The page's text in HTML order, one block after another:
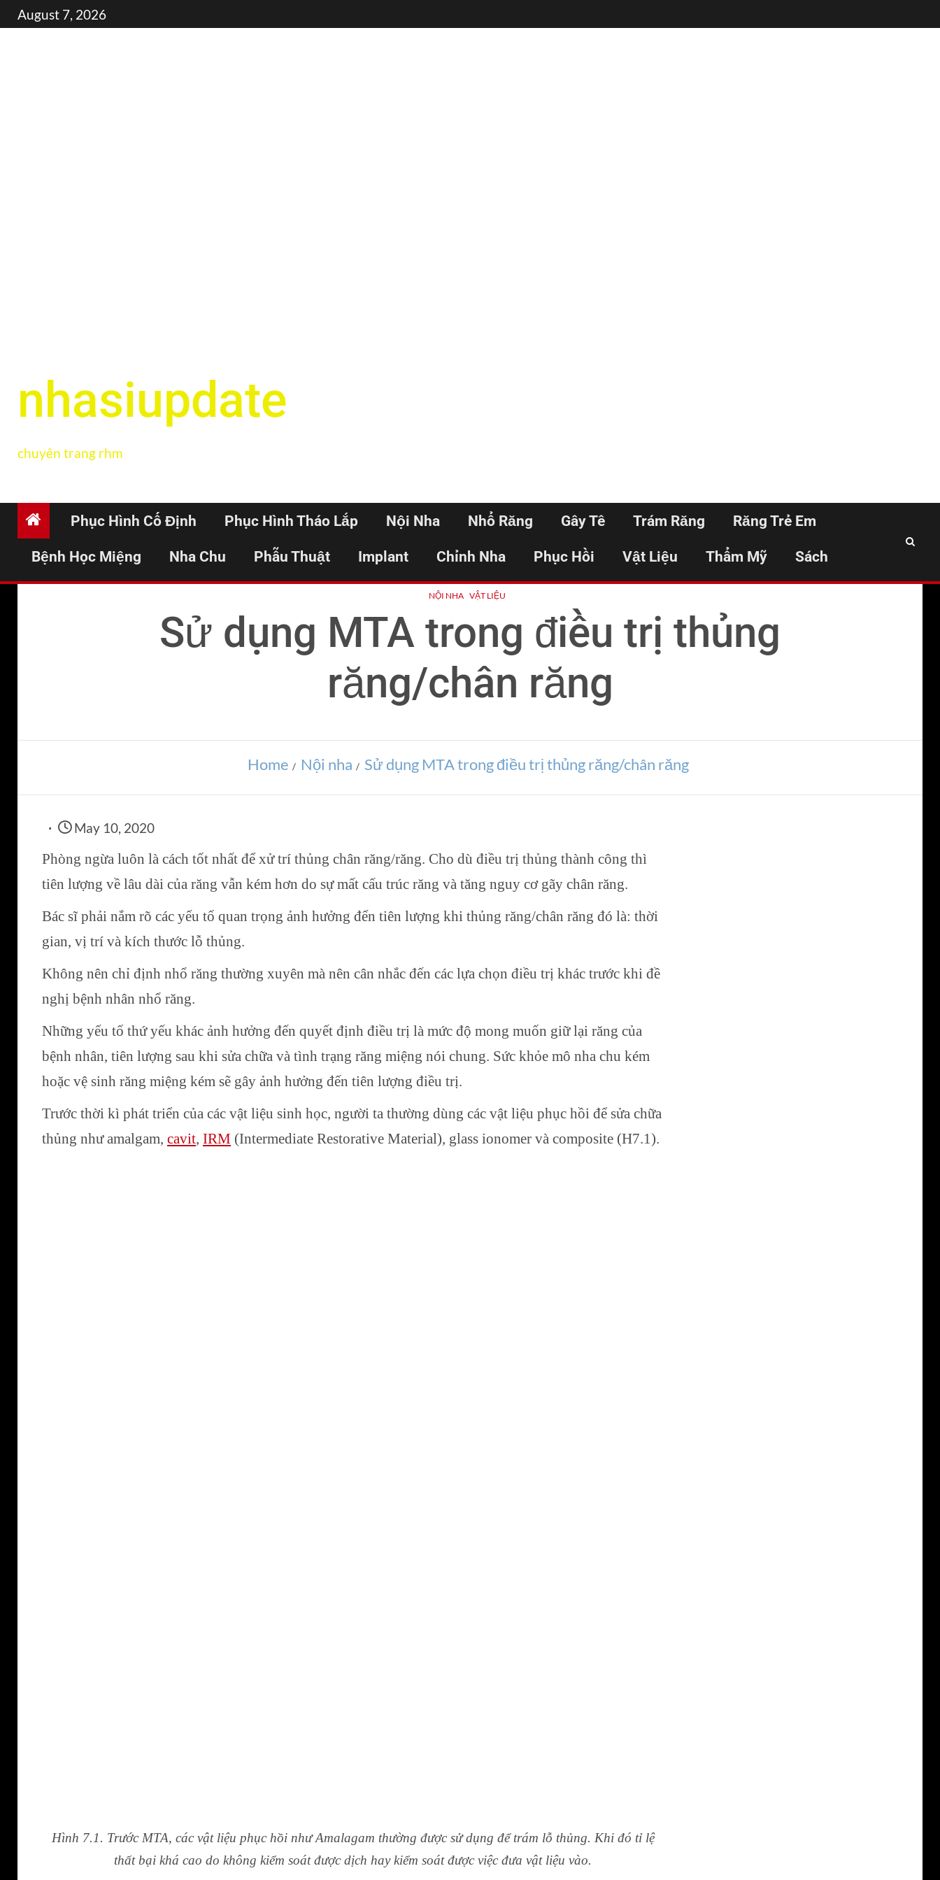
Skip
to
August 7, 2026
nhasiupdate
chuyên trang rhm
Phục Hình Cố Định Phục Hình Tháo Lắp Nội Nha Nhổ Răng Gây Tê Trám Răng Răng Trẻ Em
Bệnh Học Miệng Nha Chu Phẫu Thuật Implant Chỉnh Nha Phục Hồi Vật Liệu Thẩm Mỹ Sách
NỘI NHA VẬT LIỆU
Sử dụng MTA trong điều trị thủng
răng/chân răng
Home Nội nha Sử dụng MTA trong điều trị thủng răng/chân răng
May 10, 2020
Phòng ngừa luôn là cách tốt nhất để xử trí thủng chân răng/răng. Cho dù điều trị thủng thành công thì
tiên lượng về lâu dài của răng vẫn kém hơn do sự mất cấu trúc răng và tăng nguy cơ gãy chân răng.
Bác sĩ phải nắm rõ các yếu tố quan trọng ảnh hưởng đến tiên lượng khi thủng răng/chân răng đó là: thời
gian, vị trí và kích thước lỗ thủng.
Không nên chỉ định nhổ răng thường xuyên mà nên cân nhắc đến các lựa chọn điều trị khác trước khi đề
nghị bệnh nhân nhổ răng.
Những yếu tố thứ yếu khác ảnh hưởng đến quyết định điều trị là mức độ mong muốn giữ lại răng của
bệnh nhân, tiên lượng sau khi sửa chữa và tình trạng răng miệng nói chung. Sức khỏe mô nha chu kém
hoặc vệ sinh răng miệng kém sẽ gây ảnh hưởng đến tiên lượng điều trị.
Trước thời kì phát triển của các vật liệu sinh học, người ta thường dùng các vật liệu phục hồi để sửa chữa
thủng như amalgam, cavit, IRM (Intermediate Restorative Material), glass ionomer và composite (H7.1).
Hình 7.1. Trước MTA, các vật liệu phục hồi như Amalagam thường được sử dụng để trám lỗ thủng. Khi đó tỉ lệ
thất bại khá cao do không kiểm soát được dịch hay kiểm soát được việc đưa vật liệu vào.